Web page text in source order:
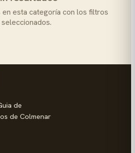
en esta categoría con los filtros
seleccionados.
de
de Colmenar